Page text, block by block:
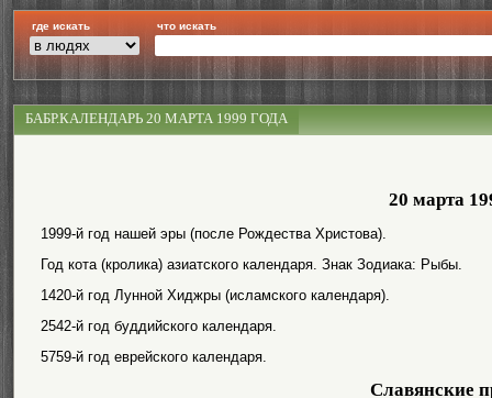
где искать что искать
БАБР.КАЛЕНДАРЬ 20 МАРТА 1999 ГОДА
20 марта
1999-й год нашей эры (после Рождества Христова).
Год кота (кролика) азиатского календаря. Знак Зодиака: Рыбы.
1420-й год Лунной Хиджры (исламского календаря).
2542-й год буддийского календаря.
5759-й год еврейского календаря.
Славянские